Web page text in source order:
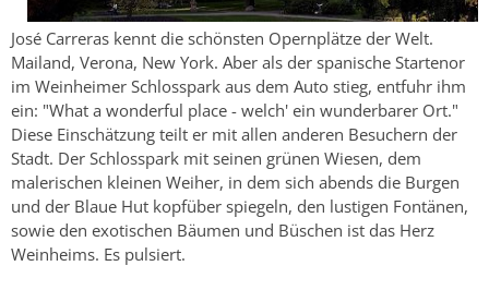
José Carreras kennt die schönsten Opernplätze der Welt.
Mailand, Verona, New York. Aber als der spanische Startenor
im Weinheimer Schlosspark aus dem Auto stieg, entfuhr ihm
ein: "What a wonderful place - welch' ein wunderbarer Ort."
Diese Einschätzung teilt er mit allen anderen Besuchern der
Stadt. Der Schlosspark mit seinen grünen Wiesen, dem
malerischen kleinen Weiher, in dem sich abends die Burgen
und der Blaue Hut kopfüber spiegeln, den lustigen Fontänen,
sowie den exotischen Bäumen und Büschen ist das Herz
Weinheims. Es pulsiert.